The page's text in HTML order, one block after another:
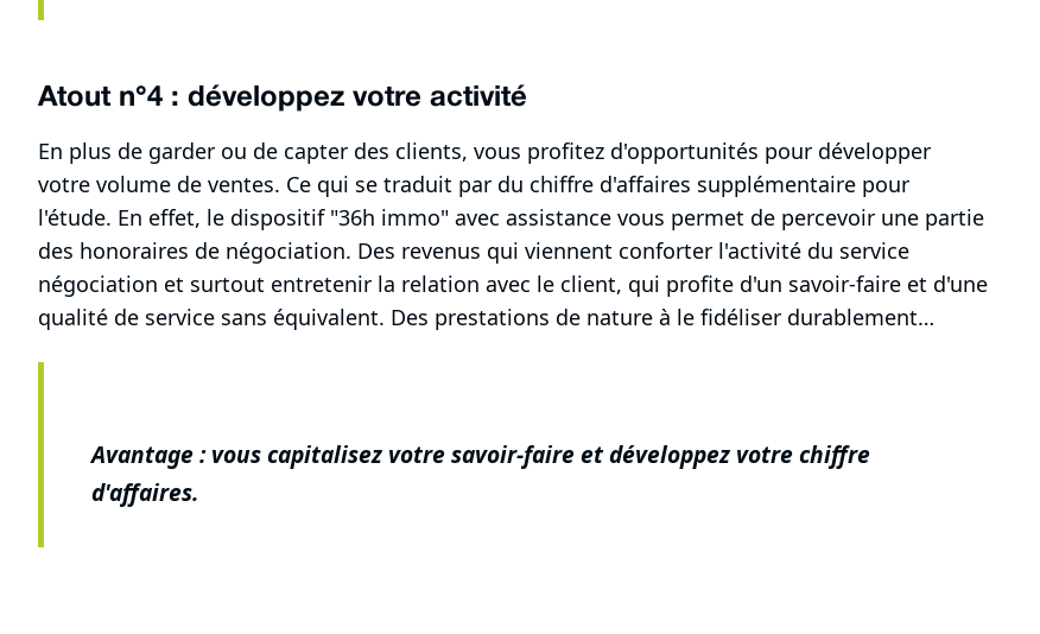
Atout n°4 : développez votre activité
En plus de garder ou de capter des clients, vous profitez d'opportunités pour développer
votre volume de ventes. Ce qui se traduit par du chiffre d'affaires supplémentaire pour
l'étude. En effet, le dispositif "36h immo" avec assistance vous permet de percevoir une partie
des honoraires de négociation. Des revenus qui viennent conforter l'activité du service
négociation et surtout entretenir la relation avec le client, qui profite d'un savoir-faire et d'une
qualité de service sans équivalent. Des prestations de nature à le fidéliser durablement…
Avantage : vous capitalisez votre savoir-faire et développez votre chiffre
d'affaires.